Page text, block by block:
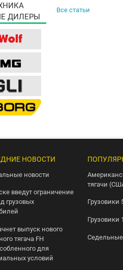
Все статьи
ДИЛЕРЫ
НОВОСТИ
новости
введут ограничение
грузовых
выпуск нового
тягача FH
для
условий
тягачи
Грузовики
Грузовики